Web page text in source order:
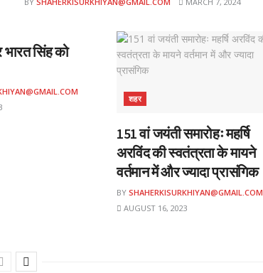
भारत सिंह को
शहर
151 वां जयंती समारोहः महर्षि
अरविंद की स्वतंत्रता के मायने
वर्तमान में और ज्यादा प्रासंगिक
BY SHAHERKISURKHIYAN@GMAIL.COM
AUGUST 16, 2023